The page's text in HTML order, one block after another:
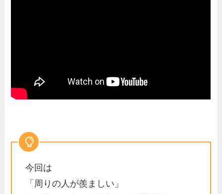
今回は
「周りの人が羨ましい」